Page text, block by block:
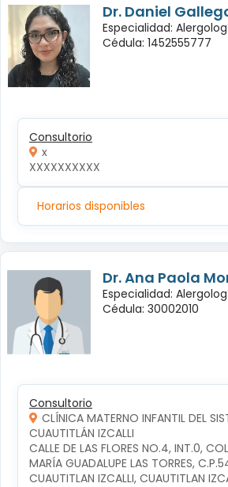
Dr. Daniel
Especialidad:
Cédula: 1452555777
Consultorio
x
XXXXXXXXXX
Horarios disponibles
Dr. Ana Paola
Especialidad:
Cédula: 30002010
Consultorio
CLÍNICA MATERNO INFANTIL DEL
CUAUTITLÁN IZCALLI
CALLE DE LAS FLORES NO.4, INT.0,
MARÍA GUADALUPE LAS TORRES,
CUAUTITLAN IZCALLI, CUAUTITLAN